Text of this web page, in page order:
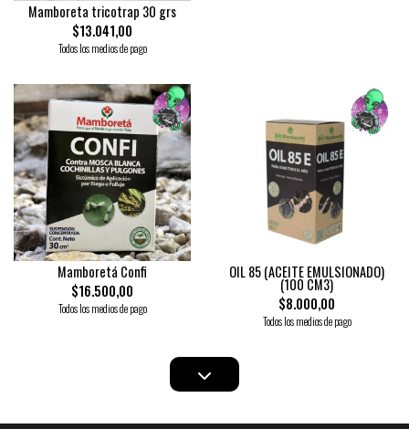
Mamboreta tricotrap 30 grs
$13.041,00
Todos los medios de pago
Mamboretá Confi
$16.500,00
Todos los medios de pago
OIL 85 (ACEITE EMULSIONADO)
(100 CM3)
$8.000,00
Todos los medios de pago